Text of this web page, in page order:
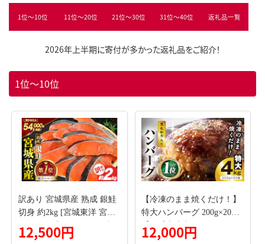
1位～10位 11位～20位 21位～30位 31位～40位 返礼品一覧
2026年上半期に寄付が多かった返礼品をご紹介！
1位～10位
訳あり 宮城県産 熟成 銀鮭
切身 約2kg [宮城東洋 宮城
県 気仙沼市 20563343] 鮭
海鮮 魚介類 国産 さけ 鮭
12,500円
【冷凍のまま焼くだけ！】
特大ハンバーグ 200g×20個
【黒毛和牛入り BIGサイズ
ハンバーグ 小分け 惣菜 冷
12,000円